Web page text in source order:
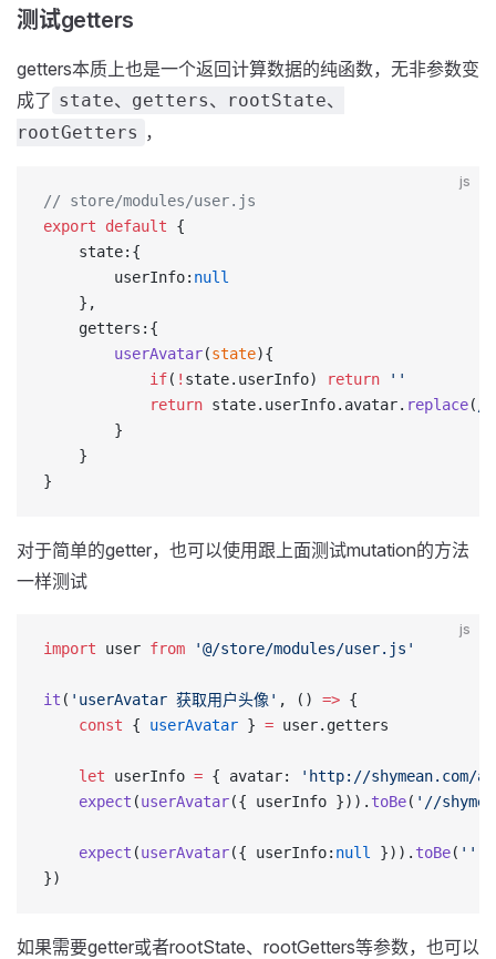
测试getters
getters本质上也是一个返回计算数据的纯函数，无非参数变
成了 state、getters、rootState、
rootGetters ，
js
// store/modules/user.js
export default {
    state:{
        userInfo:
null
    },
    getters:{
        userAvatar
(state){
            if
( ! state.userInfo) return ''
            return
state.userInfo.avatar. replace(
        }
    }
}
对于简单的getter，也可以使用跟上面测试mutation的方法
一样测试
js
import user from '@/store/modules/user.js'
it ( 'userAvatar 获取用户头像' , () => {
    const
{ userAvatar } = user.getters
    let
userInfo = { avatar:
'http://shymean.com/
    expect
(userAvatar({ userInfo })). toBe( '//
    expect
(userAvatar({ userInfo: null })). toBe( ''
})
如果需要getter或者rootState、rootGetters等参数，也可以